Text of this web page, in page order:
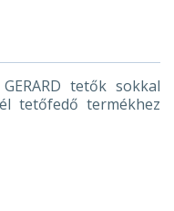
tetők sokkal
tetőfedő termékhez